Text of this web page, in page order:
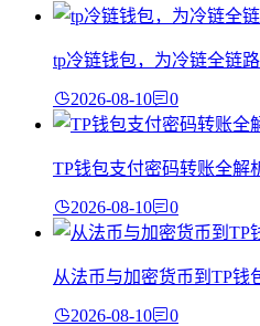
tp冷链钱包，为冷链全链
2026-08-10 0
TP钱包支付密码转账全解
2026-08-10 0
从法币与加密货币到TP钱
2026-08-10 0